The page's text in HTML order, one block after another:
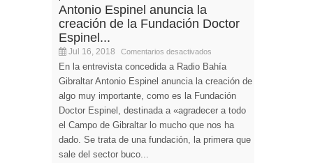
Antonio Espinel anuncia la
creación de la Fundación Doctor
Espinel...
Jul 16, 2018 Comentarios desactivados
En la entrevista concedida a Radio Bahía
Gibraltar Antonio Espinel anuncia la creación de
algo muy importante, como es la Fundación
Doctor Espinel, destinada a «agradecer a todo
el Campo de Gibraltar lo mucho que nos ha
dado. Se trata de una fundación, la primera que
sale del sector buco...